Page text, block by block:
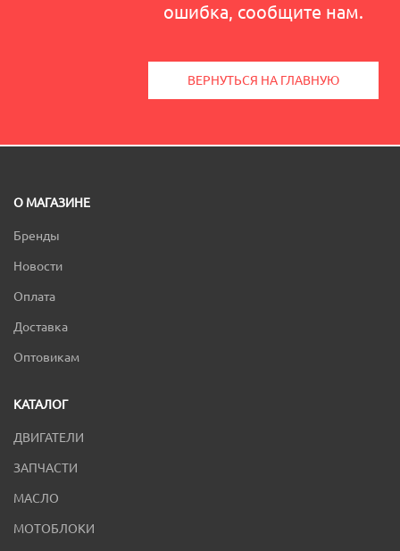
ошибка, сообщите нам.
ВЕРНУТЬСЯ НА ГЛАВНУЮ
О МАГАЗИНЕ
Бренды
Новости
Оплата
Доставка
Оптовикам
КАТАЛОГ
ДВИГАТЕЛИ
ЗАПЧАСТИ
МАСЛО
МОТОБЛОКИ